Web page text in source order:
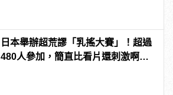
日本舉辦超荒謬「乳搖大賽」！超過
480人參加，簡直比看片還刺激啊！ |